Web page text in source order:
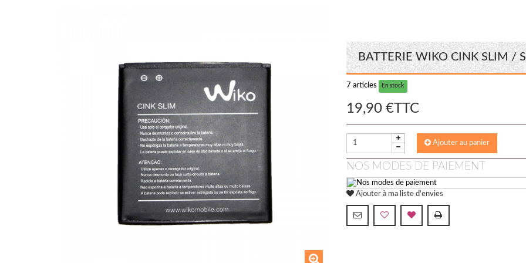
BATTERIE WIKO CINK SLIM /
7 articles En stock
19,90 €TTC
Ajouter au panier
NOS MODES DE PAIEMENT
Ajouter à ma liste d'envies